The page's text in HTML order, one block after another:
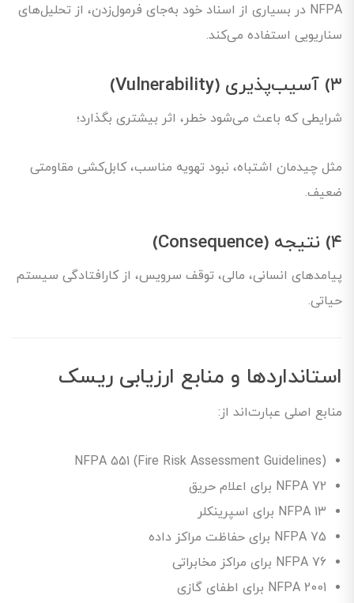
NFPA در بسیاری از اسناد خود به‌جای فرمول‌زدن، از تحلیل‌های
سناریویی استفاده می‌کند.
۳) آسیب‌پذیری (Vulnerability)
شرایطی که باعث می‌شود خطر، اثر بیشتری بگذارد؛
مثل چیدمان اشتباه، نبود تهویه مناسب، کابل‌کشی مقاومتی
ضعیف.
۴) نتیجه (Consequence)
پیامدهای انسانی، مالی، توقف سرویس، از کارافتادگی سیستم
حیاتی.
استانداردها و منابع ارزیابی ریسک
منابع اصلی عبارت‌اند از:
NFPA 551 (Fire Risk Assessment Guidelines)
NFPA 72 برای اعلام حریق
NFPA 13 برای اسپرینکلر
NFPA 75 برای حفاظت مراکز داده
NFPA 76 برای مراکز مخابراتی
NFPA 2001 برای اطفای گازی